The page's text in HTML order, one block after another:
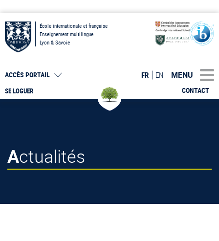
École internationale et française
Enseignement multilingue
Lyon & Savoie
SE LOGUER
ACCÈS PORTAIL
CONTACT
FR EN MENU
Actualités